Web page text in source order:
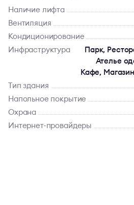
Наличие лифта
Вентиляция
Кондиционирование
Инфраструктура
Парк,
Ателье
Кафе,
Тип здания
Напольное покрытие
Охрана
Интернет-провайдеры